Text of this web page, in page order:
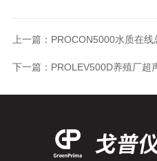
上一篇： PROCON5000水质在线
下一篇： PROLEV500D养殖厂超